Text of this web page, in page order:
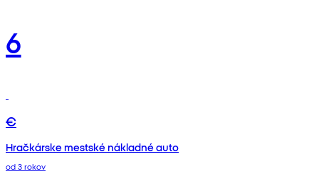
6
€
Hračkárske mestské nákladné auto
od 3 rokov